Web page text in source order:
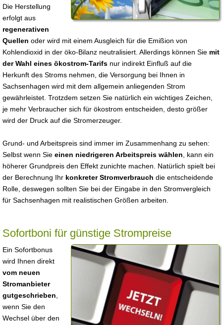
Die Herstellung
erfolgt aus
regenerativen
Quellen oder wird mit einem Ausgleich für die Emißion von
Kohlendioxid in der öko-Bilanz neutralisiert. Allerdings können Sie mit
der Wahl eines ökostrom-Tarifs nur indirekt Einfluß auf die
Herkunft des Stroms nehmen, die Versorgung bei Ihnen in
Sachsenhagen wird mit dem allgemein anliegenden Strom
gewährleistet. Trotzdem setzen Sie natürlich ein wichtiges Zeichen,
je mehr Verbraucher sich für ökostrom entscheiden, desto größer
wird der Druck auf die Stromerzeuger.
Grund- und Arbeitspreis sind immer im Zusammenhang zu sehen:
Selbst wenn Sie einen niedrigeren Arbeitspreis wählen , kann ein
höherer Grundpreis den Effekt zunichte machen. Natürlich spielt bei
der Berechnung Ihr konkreter Stromverbrauch die entscheidende
Rolle, deswegen sollten Sie bei der Eingabe in den Stromvergleich
für Sachsenhagen mit realistischen Größen arbeiten.
Sofortboni für günstige Strompreise
Ein Sofortbonus
wird Ihnen direkt
vom neuen
Stromanbieter
gutgeschrieben
wenn Sie den
Wechsel über den